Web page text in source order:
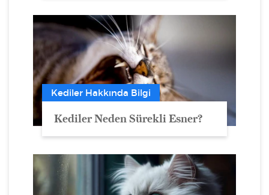
Kediler Hakkında Bilgi
Kediler Neden Sürekli Esner?